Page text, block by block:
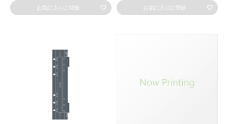
お気に入りに登録 お気に入りに登録